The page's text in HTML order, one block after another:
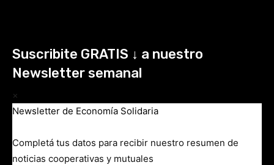
Suscribite GRATIS ↓ a nuestro
Newsletter semanal
×
Newsletter de Economía Solidaria
Completá tus datos para recibir nuestro resumen de
noticias cooperativas y mutuales